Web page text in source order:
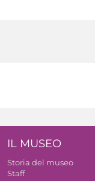
IL MUSEO
Storia del museo
Staff